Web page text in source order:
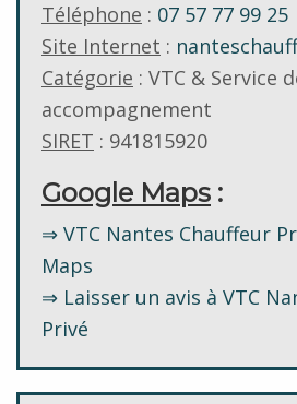
Téléphone : 07 57 77 99 25
Site Internet :
Catégorie : VTC & Service
accompagnement
SIRET : 941815920
Google Maps :
⇒ VTC Nantes Chauffeur
Maps
⇒ Laisser un avis à VTC
Privé